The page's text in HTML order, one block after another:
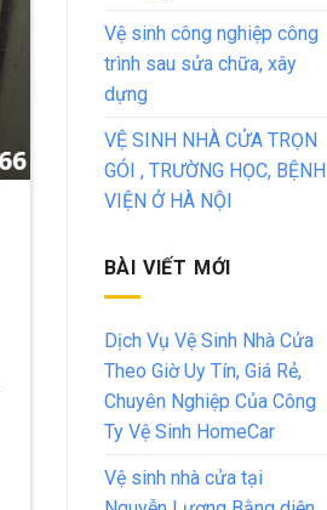
Vệ sinh công nghiệp công
trình sau sửa chữa, xây
dựng
VỆ SINH NHÀ CỬA TRỌN
GÓI , TRƯỜNG HỌC, BỆNH
VIỆN Ở HÀ NỘI
BÀI VIẾT MỚI
Dịch Vụ Vệ Sinh Nhà Cửa
Theo Giờ Uy Tín, Giá Rẻ,
Chuyên Nghiệp Của Công
Ty Vệ Sinh HomeCar
Vệ sinh nhà cửa tại